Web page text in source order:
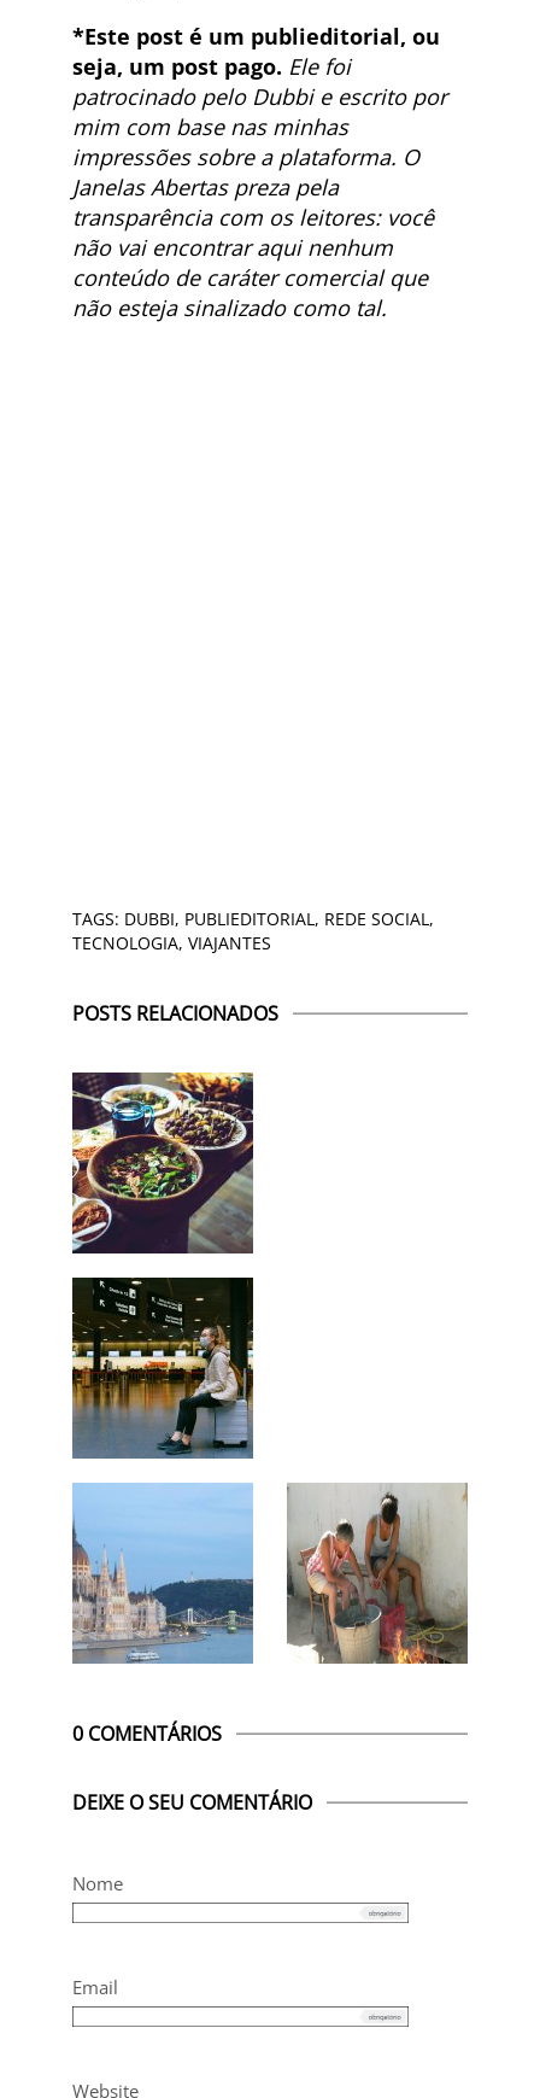
*Este post é um publieditorial, ou
seja, um post pago. Ele foi
patrocinado pelo Dubbi e escrito por
mim com base nas minhas
impressões sobre a plataforma. O
Janelas Abertas preza pela
transparência com os leitores: você
não vai encontrar aqui nenhum
conteúdo de caráter comercial que
não esteja sinalizado como tal.
TAGS: DUBBI, PUBLIEDITORIAL, REDE SOCIAL,
TECNOLOGIA, VIAJANTES
POSTS RELACIONADOS
0 COMENTÁRIOS
DEIXE O SEU COMENTÁRIO
Nome
Email
Website